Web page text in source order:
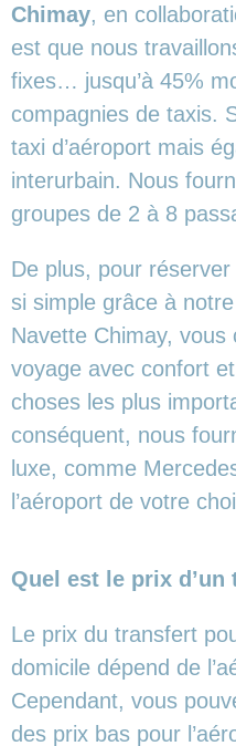
Chimay, en
est que nous
fixes… jusqu’à 45%
compagnies de taxis.
taxi d’aéroport mais
interurbain. Nous
groupes de 2 à 8
De plus, pour
si simple grâce à
Navette Chimay,
voyage avec confort
choses les plus
conséquent, nous
luxe, comme
l’aéroport de votre
Quel est le prix d’un
Le prix du transfert
domicile dépend de
Cependant, vous
des prix bas pour